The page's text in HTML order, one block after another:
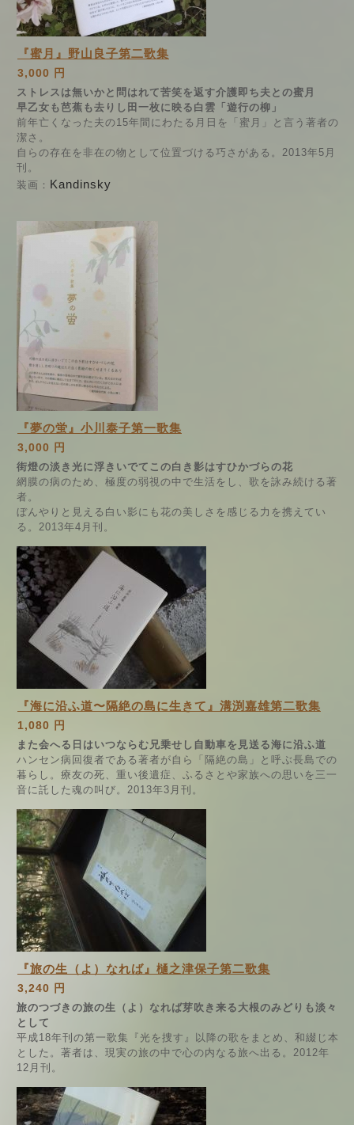
『蜜月』野山良子第二歌集
3,000 円
ストレスは無いかと問はれて苦笑を返す介護即ち夫との蜜月
早乙女も芭蕉も去りし田一枚に映る白雲「遊行の柳」
前年亡くなった夫の15年間にわたる月日を「蜜月」と言う著者の
潔さ。
自らの存在を非在の物として位置づける巧さがある。2013年5月
刊。
装画： Kandinsky
『夢の蛍』小川泰子第一歌集
3,000 円
街燈の淡き光に浮きいでてこの白き影はすひかづらの花
網膜の病のため、極度の弱視の中で生活をし、歌を詠み続ける著
者。
ぼんやりと見える白い影にも花の美しさを感じる力を携えてい
る。2013年4月刊。
『海に沿ふ道〜隔絶の島に生きて』溝渕嘉雄第二歌集
1,080 円
また会へる日はいつならむ兄乗せし自動車を見送る海に沿ふ道
ハンセン病回復者である著者が自ら「隔絶の島」と呼ぶ長島での
暮らし。療友の死、重い後遺症、ふるさとや家族への思いを三一
音に託した魂の叫び。2013年3月刊。
『旅の生（よ）なれば』樋之津保子第二歌集
3,240 円
旅のつづきの旅の生（よ）なれば芽吹き来る大根のみどりも淡々
として
平成18年刊の第一歌集『光を捜す』以降の歌をまとめ、和綴じ本
とした。著者は、現実の旅の中で心の内なる旅へ出る。2012年
12月刊。